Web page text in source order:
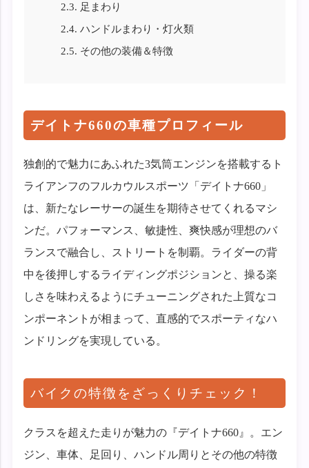
2.3. 足まわり
2.4. ハンドルまわり・灯火類
2.5. その他の装備＆特徴
デイトナ660の車種プロフィール
独創的で魅力にあふれた3気筒エンジンを搭載するト
ライアンフのフルカウルスポーツ「デイトナ660」
は、新たなレーサーの誕生を期待させてくれるマシ
ンだ。パフォーマンス、敏捷性、爽快感が理想のバ
ランスで融合し、ストリートを制覇。ライダーの背
中を後押しするライディングポジションと、操る楽
しさを味わえるようにチューニングされた上質なコ
ンポーネントが相まって、直感的でスポーティなハ
ンドリングを実現している。
バイクの特徴をざっくりチェック！
クラスを超えた走りが魅力の『デイトナ660』。エン
ジン、車体、足回り、ハンドル周りとその他の特徴